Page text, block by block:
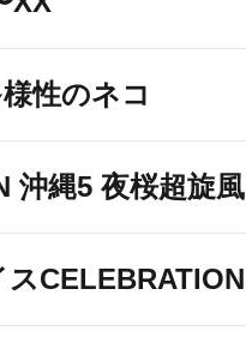
性のネコ
沖縄5 夜桜超旋
CELEBRATION